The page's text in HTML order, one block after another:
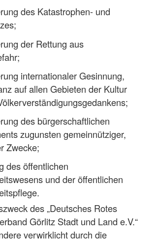
des Katastrophen- und
der Rettung aus
internationaler Gesinnung,
auf allen Gebieten der Kultur
des bürgerschaftlichen
zugunsten gemeinnütziger,
Zwecke;
des öffentlichen
und der öffentlichen
des „Deutsches Rotes
Görlitz Stadt und Land e.V.“
verwirklicht durch die